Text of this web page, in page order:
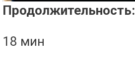
Продолжительность:
18 мин